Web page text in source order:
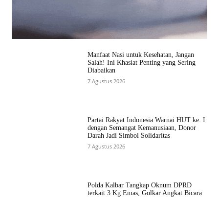
Manfaat Nasi untuk Kesehatan, Jangan
Salah! Ini Khasiat Penting yang Sering
Diabaikan
7 Agustus 2026
Partai Rakyat Indonesia Warnai HUT ke. I
dengan Semangat Kemanusiaan, Donor
Darah Jadi Simbol Solidaritas
7 Agustus 2026
Polda Kalbar Tangkap Oknum DPRD
terkait 3 Kg Emas, Golkar Angkat Bicara